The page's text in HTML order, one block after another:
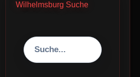
Wilhelmsburg Suche